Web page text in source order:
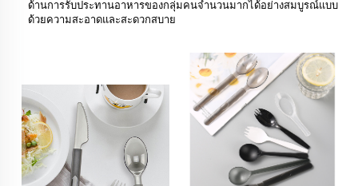
ด้านการรับประทานอาหารของกลุ่มคนจำนวนมากได้อย่างสมบูรณ์แบบ
ด้วยความสะอาดและสะดวกสบาย